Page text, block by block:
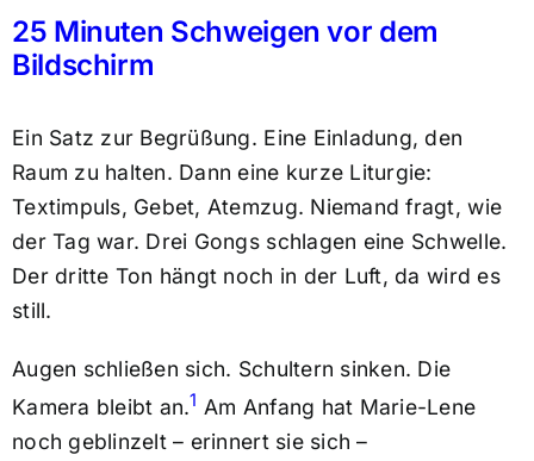
25 Minuten Schweigen vor dem
Bildschirm
Ein Satz zur Begrüßung. Eine Einladung, den
Raum zu halten. Dann eine kurze Liturgie:
Textimpuls, Gebet, Atemzug. Niemand fragt, wie
der Tag war. Drei Gongs schlagen eine Schwelle.
Der dritte Ton hängt noch in der Luft, da wird es
still.
Augen schließen sich. Schultern sinken. Die
Kamera bleibt an.1 Am Anfang hat Marie-Lene
noch geblinzelt – erinnert sie sich –